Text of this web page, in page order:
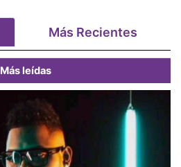
Más Recientes
Más leídas